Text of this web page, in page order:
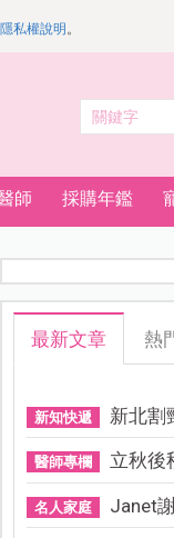
隱私權說明 。
師 採購年鑑
最新文章 熱
新知快遞 新北割
醫師專欄 立秋後
名人家庭 Janet謝